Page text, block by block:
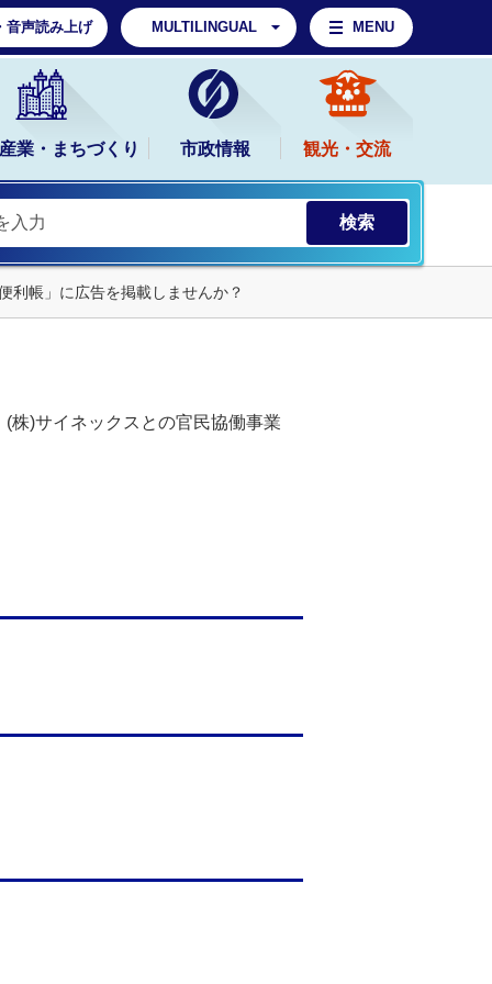
音声読み上げ MULTILINGUAL MENU
業・まちづくり 市政情報 観光・交流
利帳」に広告を掲載しませんか？
株)サイネックスとの官民協働事業